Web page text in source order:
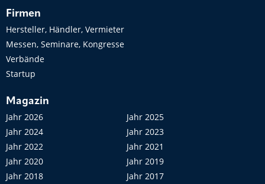
Firmen
Hersteller, Händler, Vermieter
Messen, Seminare, Kongresse
Verbände
Startup
Magazin
Jahr 2026
Jahr 2025
Jahr 2024
Jahr 2023
Jahr 2022
Jahr 2021
Jahr 2020
Jahr 2019
Jahr 2018
Jahr 2017